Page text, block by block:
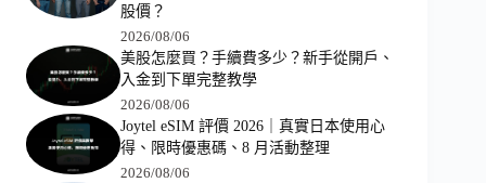
股價？
2026/08/06
美股怎麼買？手續費多少？新手從開戶、
入金到下單完整教學
2026/08/06
Joytel eSIM 評價 2026｜真實日本使用心
得、限時優惠碼、8 月活動整理
2026/08/06